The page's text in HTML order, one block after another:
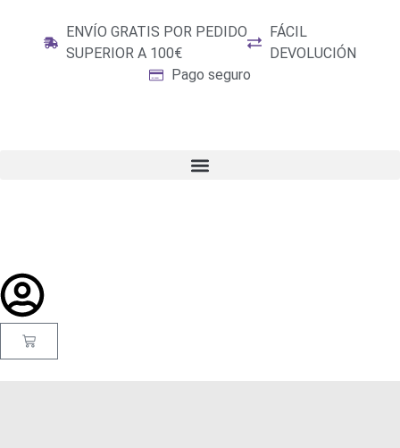
ENVÍO GRATIS POR PEDIDO
SUPERIOR A 100€
FÁCIL
DEVOLUCIÓN
Pago seguro